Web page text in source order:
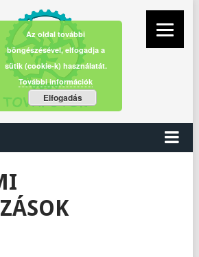
Az oldal további
böngészésével, elfogadja a
sütik (cookie-k) használatát.
További információk
Elfogadás